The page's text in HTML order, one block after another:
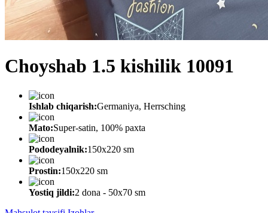
Choyshab 1.5 kishilik 10091
Ishlab chiqarish:Germaniya, Herrsching
Mato:Super-satin, 100% paxta
Pododeyalnik:150х220 sm
Prostin:150х220 sm
Yostiq jildi:2 dona - 50x70 sm